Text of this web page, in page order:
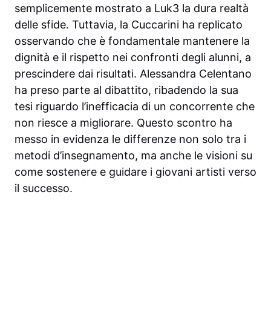
semplicemente mostrato a Luk3 la dura realtà
delle sfide. Tuttavia, la Cuccarini ha replicato
osservando che è fondamentale mantenere la
dignità e il rispetto nei confronti degli alunni, a
prescindere dai risultati. Alessandra Celentano
ha preso parte al dibattito, ribadendo la sua
tesi riguardo l’inefficacia di un concorrente che
non riesce a migliorare. Questo scontro ha
messo in evidenza le differenze non solo tra i
metodi d’insegnamento, ma anche le visioni su
come sostenere e guidare i giovani artisti verso
il successo.